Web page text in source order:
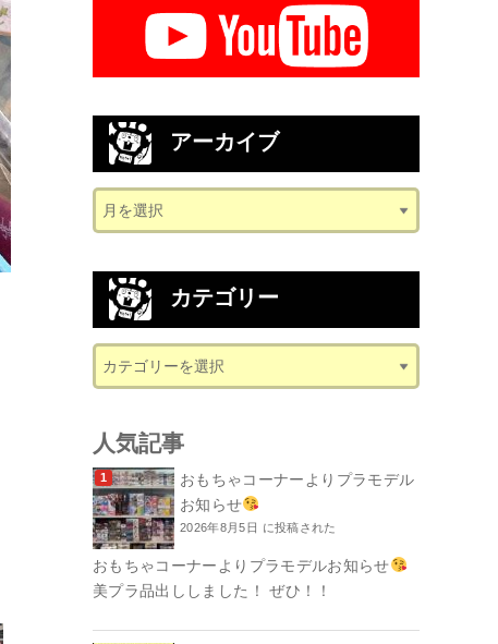
アーカイブ
カテゴリー
人気記事
おもちゃコーナーよりプラモデル
お知らせ
2026年8月5日 に投稿された
おもちゃコーナーよりプラモデルお知らせ
美プラ品出ししました！ ぜひ！！